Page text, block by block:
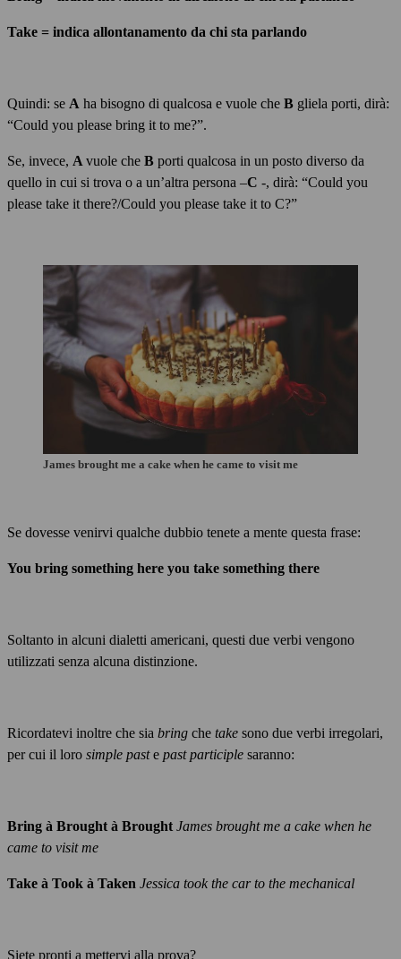
Take = indica allontanamento da chi sta parlando
Quindi: se A ha bisogno di qualcosa e vuole che B gliela porti, dirà:
“Could you please bring it to me?”.
Se, invece, A vuole che B porti qualcosa in un posto diverso da
quello in cui si trova o a un’altra persona –C -, dirà: “Could you
please take it there?/Could you please take it to C?”
James brought me a cake when he came to visit me
Se dovesse venirvi qualche dubbio tenete a mente questa frase:
You bring something here you take something there
Soltanto in alcuni dialetti americani, questi due verbi vengono
utilizzati senza alcuna distinzione.
Ricordatevi inoltre che sia bring che take sono due verbi irregolari,
per cui il loro simple paste past participle saranno:
Bring à Brought à Brought James brought me a cake when he
came to visit me
Take à Took à Taken Jessica took the car to the mechanical
Siete pronti a mettervi alla prova?